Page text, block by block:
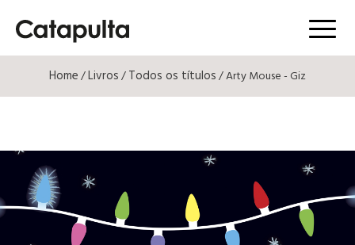
Menú
Home/Livros/Todos os títulos/ Arty Mouse - Giz